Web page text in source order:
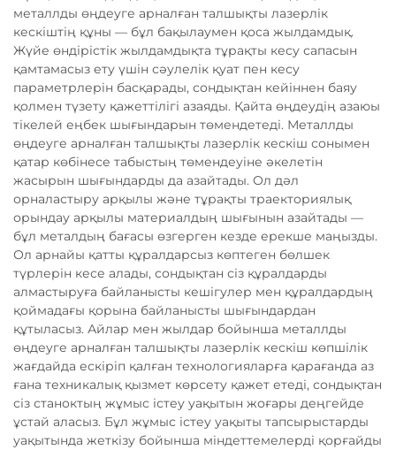
металлды өңдеуге арналған талшықты лазерлік
кескіштің құны — бұл бақылаумен қоса жылдамдық.
Жүйе өндірістік жылдамдықта тұрақты кесу сапасын
қамтамасыз ету үшін сәулелік қуат пен кесу
параметрлерін басқарады, сондықтан кейіннен баяу
қолмен түзету қажеттілігі азаяды. Қайта өңдеудің азаюы
тікелей еңбек шығындарын төмендетеді. Металлды
өңдеуге арналған талшықты лазерлік кескіш сонымен
қатар көбінесе табыстың төмендеуіне әкелетін
жасырын шығындарды да азайтады. Ол дәл
орналастыру арқылы және тұрақты траекториялық
орындау арқылы материалдың шығынын азайтады —
бұл металдың бағасы өзгерген кезде ерекше маңызды.
Ол арнайы қатты құралдарсыз көптеген бөлшек
түрлерін кесе алады, сондықтан сіз құралдарды
алмастыруға байланысты кешігулер мен құралдардың
қоймадағы қорына байланысты шығындардан
құтыласыз. Айлар мен жылдар бойынша металлды
өңдеуге арналған талшықты лазерлік кескіш көпшілік
жағдайда ескіріп қалған технологияларға қарағанда аз
ғана техникалық қызмет көрсету қажет етеді, сондықтан
сіз станоктың жұмыс істеу уақытын жоғары деңгейде
ұстай аласыз. Бұл жұмыс істеу уақыты тапсырыстарды
уақытында жеткізу бойынша міндеттемелерді қорғайды